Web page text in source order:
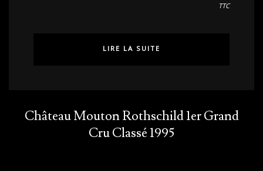
TTC
LIRE LA SUITE
Château Mouton Rothschild 1er Grand
Cru Classé 1995